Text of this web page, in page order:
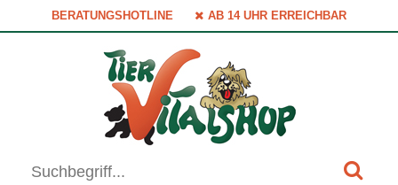
BERATUNGSHOTLINE AB 14 UHR ERREICHBAR